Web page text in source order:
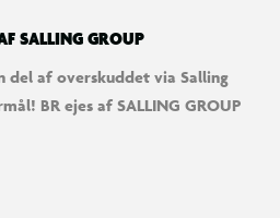
SALLING GROUP
del af overskuddet via Salling
BR ejes af SALLING GROUP